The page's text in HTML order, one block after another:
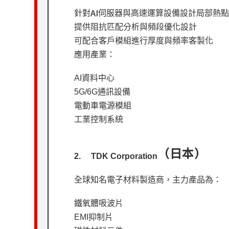
針對AI伺服器與高速運算設備設計局部熱
提供阻抗匹配分析與頻段優化設計
可配合客戶模組進行厚度與頻率客製化
應用產業：
AI資料中心
5G/6G通訊設備
電動車電源模組
工業控制系統
2. TDK Corporation （日本）
全球知名電子材料製造商，主力產品為：
鐵氧體吸波片
EMI抑制片